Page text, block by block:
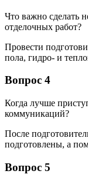
Что важно сделать
отделочных работ?
Провести
пола, гидро- и
Вопрос 4
Когда лучше
коммуникаций?
После
подготовлены, а
Вопрос 5